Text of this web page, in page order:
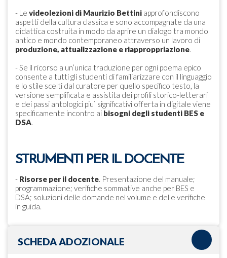
- Le videolezioni di Maurizio Bettini approfondiscono
aspetti della cultura classica e sono accompagnate da una
didattica costruita in modo da aprire un dialogo tra mondo
antico e mondo contemporaneo attraverso un lavoro di
produzione, attualizzazione e riapproppriazione.
- Se il ricorso a un’unica traduzione per ogni poema epico
consente a tutti gli studenti di familiarizzare con il linguaggio
e lo stile scelti dal curatore per quello specifico testo, la
versione semplificata e assistita dei profili storico-letterari
e dei passi antologici piu` significativi offerta in digitale viene
specificamente incontro ai bisogni degli studenti BES e
DSA.
STRUMENTI PER IL DOCENTE
- Risorse per il docente. Presentazione del manuale;
programmazione; verifiche sommative anche per BES e
DSA; soluzioni delle domande nel volume e delle verifiche
in guida.
SCHEDA ADOZIONALE